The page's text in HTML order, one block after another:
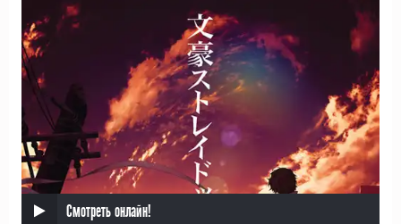
Смотреть онлайн!